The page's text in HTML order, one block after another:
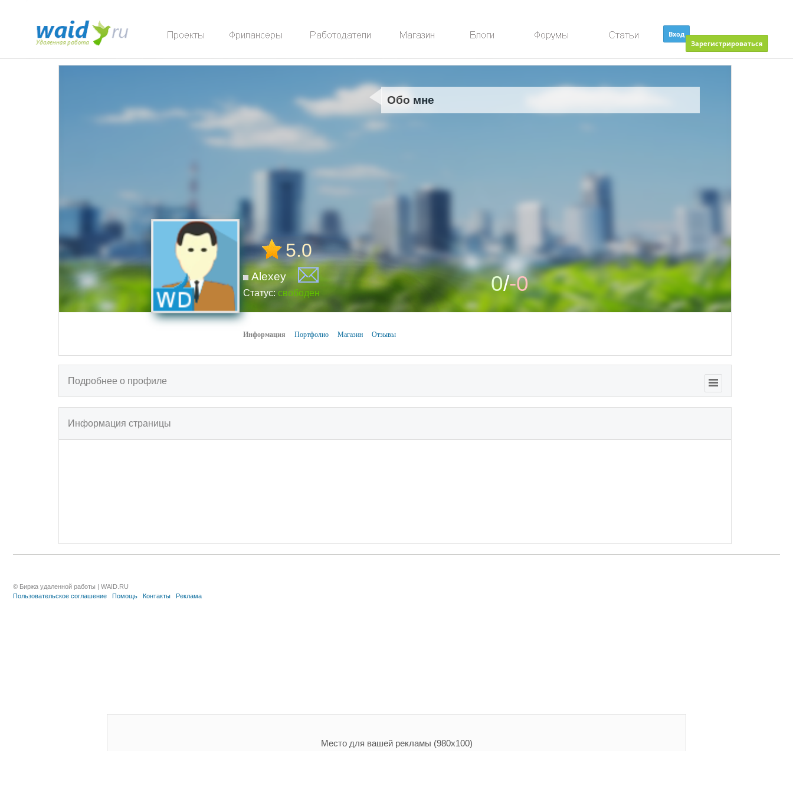
Вход
Зарегистрироваться
Обо мне
5.0
Alexey
Статус:свободен 0/-0
Информация Портфолио Магазин Отзывы
Подробнее о профиле
Информация страницы
© Биржа удаленной работы | WAID.RU
Пользовательское соглашение
Помощь Контакты Реклама
Место для вашей рекламы (980х100)